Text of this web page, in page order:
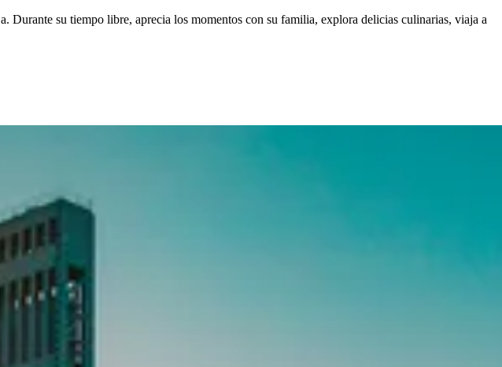
su tiempo libre, aprecia los momentos con su familia, explora delicias culinarias, viaja a